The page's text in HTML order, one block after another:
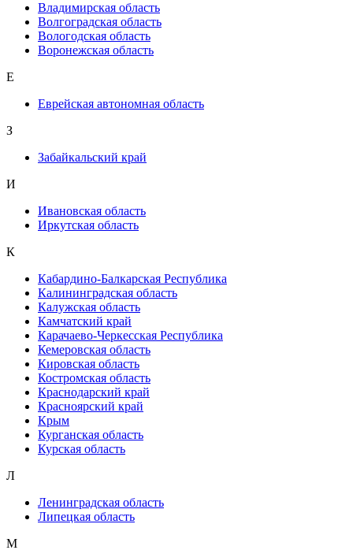
Владимирская область
Волгоградская область
Вологодская область
Воронежская область
Е
Еврейская автономная область
З
Забайкальский край
И
Ивановская область
Иркутская область
К
Кабардино-Балкарская Республика
Калининградская область
Калужская область
Камчатский край
Карачаево-Черкесская Республика
Кемеровская область
Кировская область
Костромская область
Краснодарский край
Красноярский край
Крым
Курганская область
Курская область
Л
Ленинградская область
Липецкая область
М